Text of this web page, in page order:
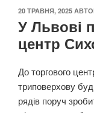
ОПУБЛІКОВАНО
20 ТРАВНЯ, 2025
У Львові
центр
До торгового
триповерхову
рядів поруч